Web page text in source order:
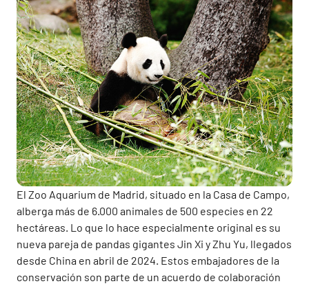
El Zoo Aquarium de Madrid, situado en la Casa de Campo,
alberga más de 6.000 animales de 500 especies en 22
hectáreas. Lo que lo hace especialmente original es su
nueva pareja de pandas gigantes Jin Xi y Zhu Yu, llegados
desde China en abril de 2024. Estos embajadores de la
conservación son parte de un acuerdo de colaboración